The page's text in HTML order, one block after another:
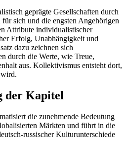
geprägte Gesellschaften durch
sich und die engsten Angehörigen
Attribute individualistischer
Erfolg, Unabhängigkeit und
dazu zeichnen sich
durch die Werte, wie Treue,
aus. Kollektivismus entsteht dort,
der Kapitel
die zunehmende Bedeutung
Märkten und führt in die
russischer Kulturunterschiede